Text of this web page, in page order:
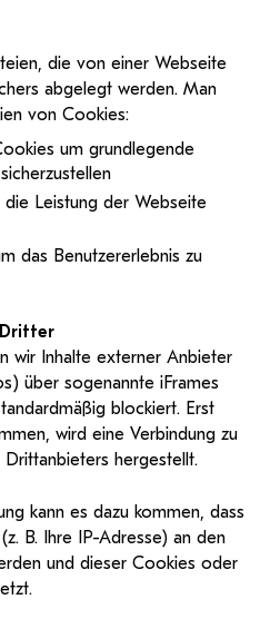
die von einer Webseite
abgelegt werden. Man
von Cookies:
um grundlegende
Leistung der Webseite
das Benutzererlebnis zu
wir Inhalte externer Anbieter
über sogenannte iFrames
blockiert. Erst
wird eine Verbindung zu
hergestellt.
kann es dazu kommen, dass
B. Ihre IP-Adresse) an den
und dieser Cookies oder